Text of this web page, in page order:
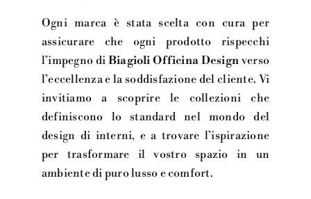
Ogni marca è stata scelta con cura per
assicurare che ogni prodotto rispecchi
l’impegno di Biagioli Officina Design verso
l’eccellenza e la soddisfazione del cliente. Vi
invitiamo a scoprire le collezioni che
definiscono lo standard nel mondo del
design di interni, e a trovare l’ispirazione
per trasformare il vostro spazio in un
ambiente di puro lusso e comfort.